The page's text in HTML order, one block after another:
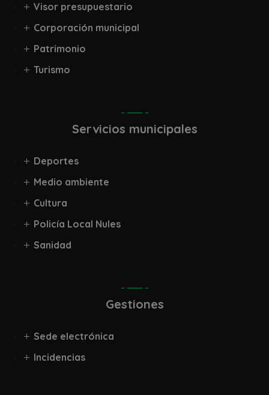
Visor presupuestario
Corporación municipal
Patrimonio
Turismo
Servicios municipales
Deportes
Medio ambiente
Cultura
Policía Local Nules
Sanidad
Gestiones
Sede electrónica
Incidencias